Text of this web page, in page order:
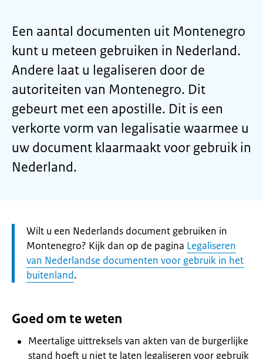
Een aantal documenten uit Montenegro
kunt u meteen gebruiken in Nederland.
Andere laat u legaliseren door de
autoriteiten van Montenegro. Dit
gebeurt met een apostille. Dit is een
verkorte vorm van legalisatie waarmee u
uw document klaarmaakt voor gebruik in
Nederland.
Let
op:
Wilt u een Nederlands document gebruiken in
Montenegro? Kijk dan op de pagina Legaliseren
van Nederlandse documenten voor gebruik in het
buitenland.
Goed om te weten
Meertalige uittreksels van akten van de burgerlijke
stand hoeft u niet te laten legaliseren voor gebruik